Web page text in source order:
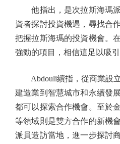
他指出，是次拉斯海瑪派
資者探討投資機遇，尋找合
把握拉斯海瑪的投資機會。
強勁的項目，相信這足以吸引
Abdouli續指，從商業設立
建造業到智慧城市和永續發
都可以探索合作機會。至於
等領域則是雙方合作的新機
派員造訪當地，進一步探討